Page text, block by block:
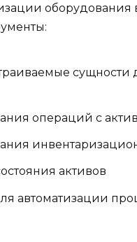
оборудования
сущности
операций с
активов
автоматизации